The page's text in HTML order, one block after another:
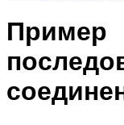
Пример